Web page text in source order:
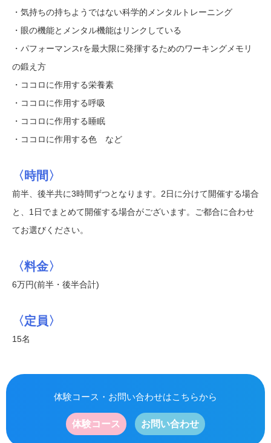
・気持ちの持ちようではない科学的メンタルトレーニング
・眼の機能とメンタル機能はリンクしている
・パフォーマンスrを最大限に発揮するためのワーキングメモリ
の鍛え方
・ココロに作用する栄養素
・ココロに作用する呼吸
・ココロに作用する睡眠
・ココロに作用する色 など
〈時間〉
前半、後半共に3時間ずつとなります。2日に分けて開催する場合
と、1日でまとめて開催する場合がございます。ご都合に合わせ
てお選びください。
〈料金〉
6万円(前半・後半合計)
〈定員〉
15名
体験コース・お問い合わせはこちらから
体験コース お問い合わせ